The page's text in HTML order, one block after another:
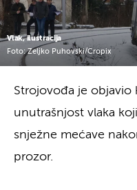
Vlak, ilustracija
Foto: Zeljko Puhovski/Cropix
Strojovođa je objavio
unutrašnjost vlaka
snježne mećave
prozor.